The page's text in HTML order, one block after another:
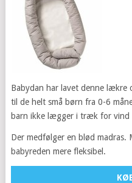
Babydan har lavet denne lækre
til de helt små børn fra 0-6
barn ikke lægger i træk for vind
Der medfølger en blød madras.
babyreden mere fleksibel.